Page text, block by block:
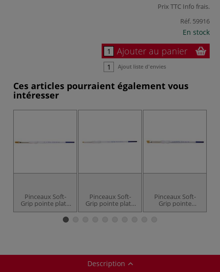
Prix TTC Info frais.
Réf. 59916
En stock
Ajouter au panier
Ajout liste d'envies
Ces articles pourraient également vous
intéresser
Pinceaux Soft-
Grip pointe plate
Royal Langnickel,
Pinceaux Soft-
Grip pointe plate
courte Royal
Pinceaux Soft-
Grip pointe
biseautée Royal
Description